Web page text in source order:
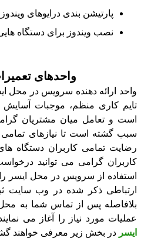
پارتیشن بندی درایوهای ویندوز
نصب ویندوز برای دستگاه
واحدهای
واحد ارائه دهنده سرویس در محل
تایم کاری منظم، موجبات آسایش
است و تعامل میان مشتریان
سبب گشته است تا نیازهای
رضایت تمامی کاربران دستگاه
کاربران گرامی می توانید
استفاده از سرویس در محل ایسر
ارتباطی ذکر شده در وب سایت
بلافاصله پس از تماس شما به
عملیات مورد نیاز را آغاز می
ایسر در بخش زیر معرفی خواهند